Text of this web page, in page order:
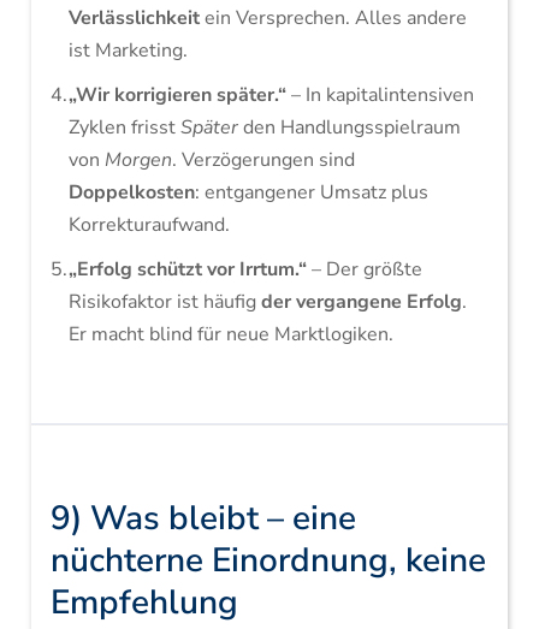
Verlässlichkeitein Versprechen. Alles andere
ist Marketing.
„Wir korrigieren später.“– In kapitalintensiven
Zyklen frisstSpäterden Handlungsspielraum
von Morgen. Verzögerungen sind
Doppelkosten: entgangener Umsatz plus
Korrekturaufwand.
„Erfolg schützt vor Irrtum.“– Der größte
Risikofaktor ist häufigder vergangene Erfolg.
Er macht blind für neue Marktlogiken.
9) Was bleibt – eine
nüchterne Einordnung, keine
Empfehlung